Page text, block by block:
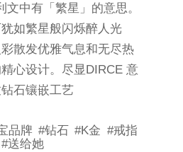
文中有「繁星」的意思。
如繁星般闪烁醉人光
散发优雅气息和无尽热
心设计。尽显DIRCE 意
石镶嵌工艺
品牌 #钻石 #K金 #戒指
#送给她